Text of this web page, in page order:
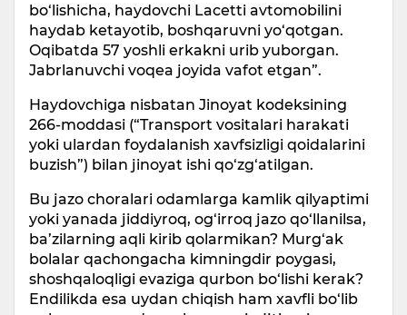
bo‘lishicha, haydovchi Lacetti avtomobilini
haydab ketayotib, boshqaruvni yo‘qotgan.
Oqibatda 57 yoshli erkakni urib yuborgan.
Jabrlanuvchi voqea joyida vafot etgan”.
Haydovchiga nisbatan Jinoyat kodeksining
266-moddasi (“Transport vositalari harakati
yoki ulardan foydalanish xavfsizligi qoidalarini
buzish”) bilan jinoyat ishi qo‘zg‘atilgan.
Bu jazo choralari odamlarga kamlik qilyaptimi
yoki yanada jiddiyroq, og‘irroq jazo qo‘llanilsa,
ba’zilarning aqli kirib qolarmikan? Murg‘ak
bolalar qachongacha kimningdir poygasi,
shoshqaloqligi evaziga qurbon bo‘lishi kerak?
Endilikda esa uydan chiqish ham xavfli bo‘lib